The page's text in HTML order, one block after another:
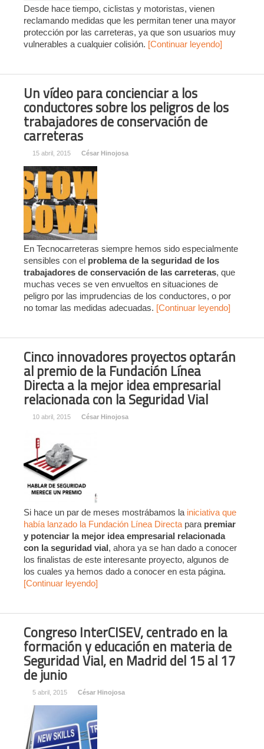
Desde hace tiempo, ciclistas y motoristas, vienen
reclamando medidas que les permitan tener una mayor
protección por las carreteras, ya que son usuarios muy
vulnerables a cualquier colisión. [Continuar leyendo]
Un vídeo para concienciar a los
conductores sobre los peligros de los
trabajadores de conservación de
carreteras
15 abril, 2015 César Hinojosa
En Tecnocarreteras siempre hemos sido especialmente
sensibles con el problema de la seguridad de los
trabajadores de conservación de las carreteras, que
muchas veces se ven envueltos en situaciones de
peligro por las imprudencias de los conductores, o por
no tomar las medidas adecuadas. [Continuar leyendo]
Cinco innovadores proyectos optarán
al premio de la Fundación Línea
Directa a la mejor idea empresarial
relacionada con la Seguridad Vial
10 abril, 2015 César Hinojosa
Si hace un par de meses mostrábamos la iniciativa que
había lanzado la Fundación Línea Directa para premiar
y potenciar la mejor idea empresarial relacionada
con la seguridad vial, ahora ya se han dado a conocer
los finalistas de este interesante proyecto, algunos de
los cuales ya hemos dado a conocer en esta página.
[Continuar leyendo]
Congreso InterCISEV, centrado en la
formación y educación en materia de
Seguridad Vial, en Madrid del 15 al 17
de junio
5 abril, 2015 César Hinojosa